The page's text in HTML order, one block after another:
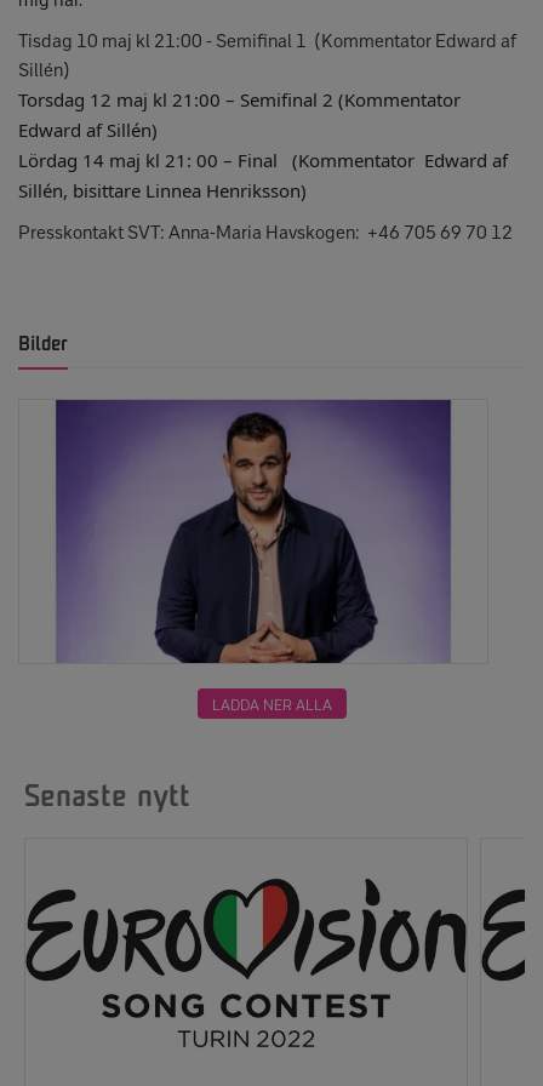
Tisdag 10 maj kl 21:00 - Semifinal 1 (Kommentator Edward af
Sillén)
Torsdag 12 maj kl 21:00 – Semifinal 2 (Kommentator
Edward af Sillén)
Lördag 14 maj kl 21: 00 – Final (Kommentator Edward af
Sillén, bisittare Linnea Henriksson)
Presskontakt SVT: Anna-Maria Havskogen: +46 705 69 70 12
Bilder
LADDA NER ALLA
Senaste nytt